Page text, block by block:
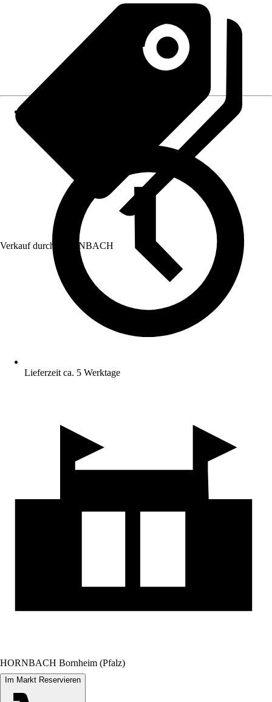
Verkauf durch: HORNBACH
Lieferzeit ca. 5 Werktage
HORNBACH Bornheim (Pfalz)
Im Markt Reservieren